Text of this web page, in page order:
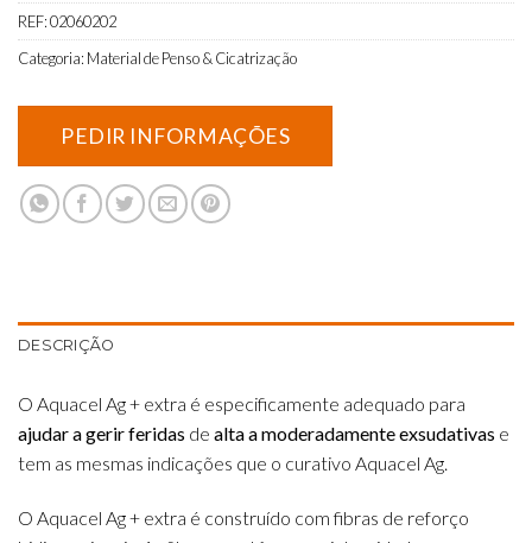
REF:02060202
Categoria: Material de Penso & Cicatrização
DESCRIÇÃO
O Aquacel Ag + extra é especificamente adequado para
ajudar a gerir feridas de alta a moderadamente exsudativas e
tem as mesmas indicações que o curativo Aquacel Ag.
O Aquacel Ag + extra é construído com fibras de reforço